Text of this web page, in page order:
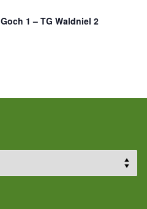
1 – TG Waldniel 2